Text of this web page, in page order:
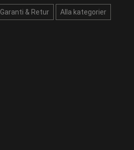
Garanti & Retur Alla kategorier